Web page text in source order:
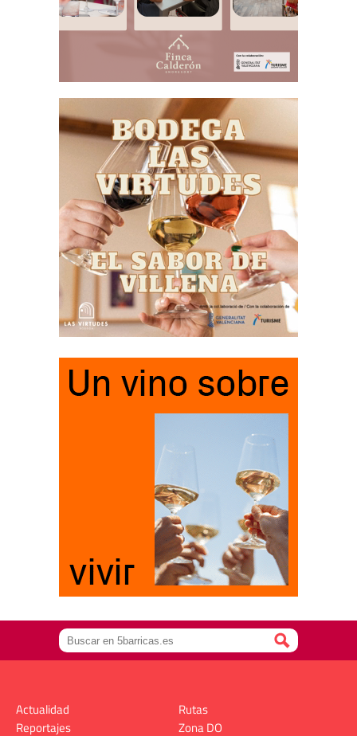
Actualidad
Reportajes
Rutas
Zona DO